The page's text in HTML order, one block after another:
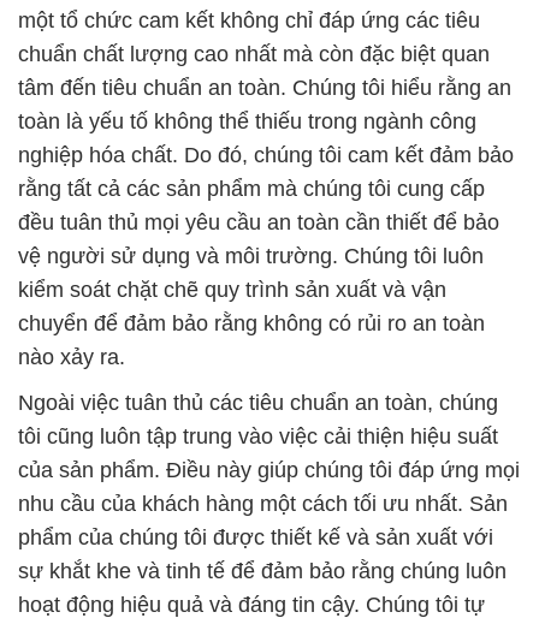
một tổ chức cam kết không chỉ đáp ứng các tiêu
chuẩn chất lượng cao nhất mà còn đặc biệt quan
tâm đến tiêu chuẩn an toàn. Chúng tôi hiểu rằng an
toàn là yếu tố không thể thiếu trong ngành công
nghiệp hóa chất. Do đó, chúng tôi cam kết đảm bảo
rằng tất cả các sản phẩm mà chúng tôi cung cấp
đều tuân thủ mọi yêu cầu an toàn cần thiết để bảo
vệ người sử dụng và môi trường. Chúng tôi luôn
kiểm soát chặt chẽ quy trình sản xuất và vận
chuyển để đảm bảo rằng không có rủi ro an toàn
nào xảy ra.
Ngoài việc tuân thủ các tiêu chuẩn an toàn, chúng
tôi cũng luôn tập trung vào việc cải thiện hiệu suất
của sản phẩm. Điều này giúp chúng tôi đáp ứng mọi
nhu cầu của khách hàng một cách tối ưu nhất. Sản
phẩm của chúng tôi được thiết kế và sản xuất với
sự khắt khe và tinh tế để đảm bảo rằng chúng luôn
hoạt động hiệu quả và đáng tin cậy. Chúng tôi tự